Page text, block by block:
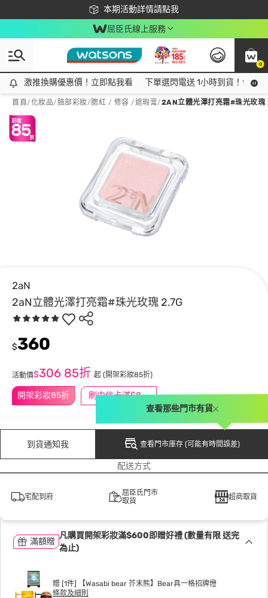
本期活動詳情請點我
下載app最高回饋$350
屈臣氏線上服務
0
激推換購優惠價！立即點我看
激推換購優惠價！立即點我看 下單選閃電送 1小時到貨！領神
首頁/化妝品/臉部彩妝/腮紅 / 修容 /遮瑕膏/2AN立體光澤打亮霜#珠光玫瑰
2aN
2aN立體光澤打亮霜#珠光玫瑰 2.7G
開架彩妝85折 刷中信卡滿$888送3萬點
$360
活動價$306 85折 起 (開架彩妝85折)
到貨通知我 查看門市庫存 (可能有時間誤差)
查看那些門市有貨
配送方式
宅配到府
屈臣氏門市
取貨
超商取貨
滿額贈
凡購買開架彩妝滿$600即贈好禮 (數量有限 送完
為止)
贈 [1件] 【Wasabi bear 芥末熊】Bear具一格招牌燈
條款及細則